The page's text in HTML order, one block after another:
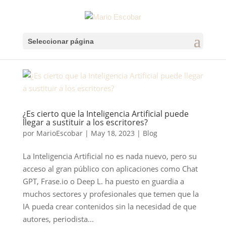
Seleccionar página
¿Es cierto que la Inteligencia Artificial puede
llegar a sustituir a los escritores?
por MarioEscobar| May 18, 2023 | Blog
La Inteligencia Artificial no es nada nuevo, pero su
acceso al gran público con aplicaciones como Chat
GPT, Frase.io o Deep L. ha puesto en guardia a
muchos sectores y profesionales que temen que la
IA pueda crear contenidos sin la necesidad de que
autores, periodista...